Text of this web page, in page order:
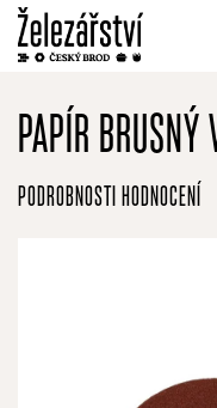
obsahPAPÍR
Průměrné
hodnocení
PODROBNOSTI HODNOCENÍ